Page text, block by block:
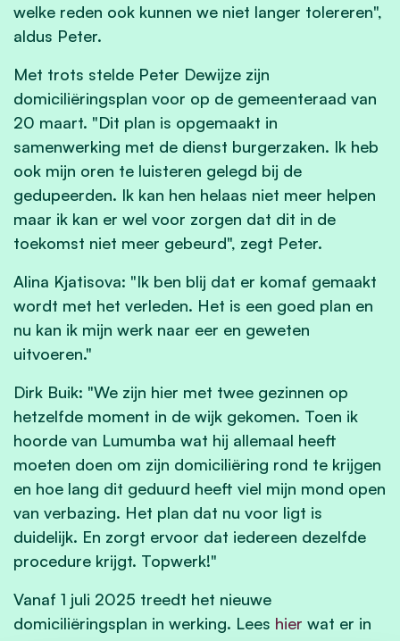
welke reden ook kunnen we niet langer tolereren",
aldus Peter.
Met trots stelde Peter Dewijze zijn
domiciliëringsplan voor op de gemeenteraad van
20 maart. "Dit plan is opgemaakt in
samenwerking met de dienst burgerzaken. Ik heb
ook mijn oren te luisteren gelegd bij de
gedupeerden. Ik kan hen helaas niet meer helpen
maar ik kan er wel voor zorgen dat dit in de
toekomst niet meer gebeurd", zegt Peter.
Alina Kjatisova: "Ik ben blij dat er komaf gemaakt
wordt met het verleden. Het is een goed plan en
nu kan ik mijn werk naar eer en geweten
uitvoeren."
Dirk Buik: "We zijn hier met twee gezinnen op
hetzelfde moment in de wijk gekomen. Toen ik
hoorde van Lumumba wat hij allemaal heeft
moeten doen om zijn domiciliëring rond te krijgen
en hoe lang dit geduurd heeft viel mijn mond open
van verbazing. Het plan dat nu voor ligt is
duidelijk. En zorgt ervoor dat iedereen dezelfde
procedure krijgt. Topwerk!"
Vanaf 1 juli 2025 treedt het nieuwe
domiciliëringsplan in werking. Lees hier wat er in